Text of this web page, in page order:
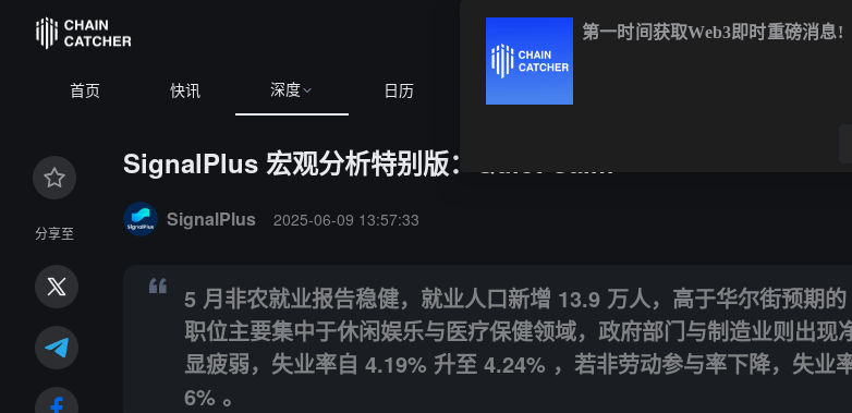
首页 快讯 深度 日历
分享至
SignalPlus 宏观分析特别版：Quiet Calm
5 月非农就业报告稳健，就业人口新增 13.9 万人，高于华尔街预期的 12.6 万人，但新增职位
SignalPlus 2025-06-09 13:57:33
5 月非农就业报告稳健，就业人口新增 13.9 万人，高于华尔街预期
职位主要集中于休闲娱乐与医疗保健领域，政府部门与制造业则出现
显疲弱，失业率自 4.19% 升至 4.24% ，若非劳动参与率下降，失业
6% 。
第一时间获取Web3即时重磅消息!